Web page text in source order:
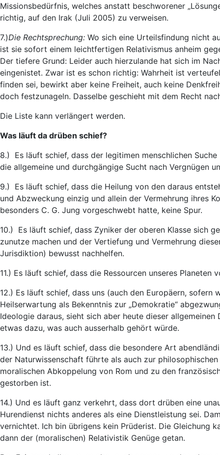
Missionsbedürfnis, welches anstatt beschworener
richtig, auf den Irak (Juli 2005) zu verweisen.
7.)Die Rechtsprechung: Wo sich eine Urteilsfindung nicht
ist sie sofort einem leichtfertigen Relativismus anheim
Der tiefere Grund: Leider auch hierzulande hat sich im
eingenistet. Zwar ist es schon richtig: Wahrheit ist
finden sei, bewirkt aber keine Freiheit, auch keine
doch festzunageln. Dasselbe geschieht mit dem Recht
Die Liste kann verlängert werden.
Was läuft da drüben schief?
8.) Es läuft schief, dass der legitimen menschlichen
die allgemeine und durchgängige Sucht nach Vergnügen
9.) Es läuft schief, dass die Heilung von den daraus
und Abzweckung einzig und allein der Vermehrung ihres
besonders C. G. Jung vorgeschwebt hatte, keine Spur.
10.) Es läuft schief, dass Zyniker der oberen Klasse sich
zunutze machen und der Vertiefung und Vermehrung
Jurisdiktion) bewusst nachhelfen.
11.) Es läuft schief, dass die Ressourcen unseres
12.) Es läuft schief, dass uns (auch den Europäern,
Heilserwartung als Bekenntnis zur „Demokratie“
Ideologie daraus, sieht sich aber heute dieser
etwas dazu, was auch ausserhalb gehört würde.
13.) Und es läuft schief, dass die besondere Art
der Naturwissenschaft führte als auch zur
moralischen Abkoppelung von Rom und zu den
gestorben ist.
14.) Und es läuft ganz verkehrt, dass dort drüben eine
Hurendienst nichts anderes als eine Dienstleistung sei.
vernichtet. Ich bin übrigens kein Prüderist. Die Gleichung
dann der (moralischen) Relativistik Genüge getan.